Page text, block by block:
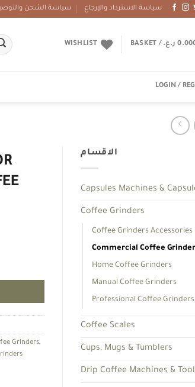
سياسة الشحن سياسة الاسترداد والإرجاع
WISHLIST BASKET / ر.ع.
LOGIN /
GRINDER quantity
Grinders,
الاقسام
Capsules Machines &
Coffee Grinders
Coffee Grinders Accessories
Commercial Coffee
Home Coffee Grinders
Manual Coffee Grinders
Professional Coffee Grinders
Coffee Scales
Cups, Mugs & Tumblers
Drip Coffee Machines &